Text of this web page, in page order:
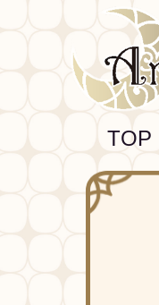
TOP